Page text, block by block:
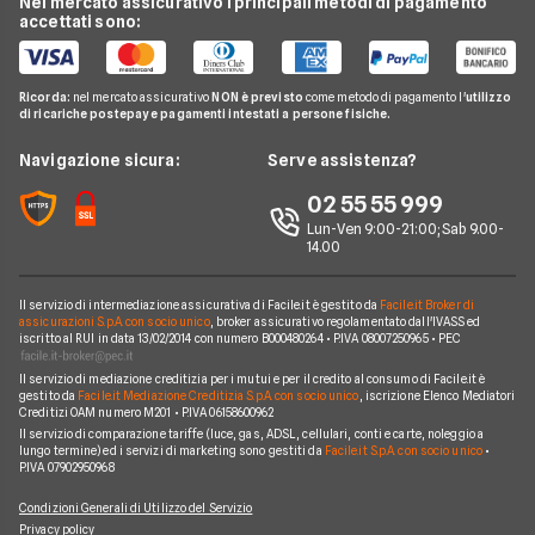
Telefonia Mobile
Pay TV
Noleggio Lungo Termine
News
Chi siamo
Perché scegliere Facile.it
Mappa del sito
Offerta Internet Mobile
Offerte Telefonia Mobile Partita Iva
Passa a Postemobile
Passa a Ho
Offerte SIM solo dati
Offerte Wind
Offerte Fastweb Mobile
Offerte PosteMobile
Offerte Iliad
Offerte Ho Mobile
Offerte Very Mobile
Offerte Coop Voce
Compagnie Telefoniche
Guida Telefonia
Domande Telefonia
Glossario Telefonia
Notizie Telefonia
Argomenti in evidenza Telefonia
Cambiare operatore telefonico
accettati sono:
Ricorda: nel mercato assicurativo NON è previsto come metodo di pagamento l'utilizzo
di ricariche postepay e pagamenti intestati a persone fisiche.
Navigazione sicura: Serve assistenza?
02 55 55 999
Lun-Ven 9:00-21:00; Sab 9.00-
14.00
Il servizio di intermediazione assicurativa di Facile.it è gestito da Facile.it Broker di
assicurazioni S.p.A. con socio unico, broker assicurativo regolamentato dall'IVASS ed
iscritto al RUI in data 13/02/2014 con numero B000480264 • P.IVA 08007250965 • PEC
Il servizio di mediazione creditizia per i mutui e per il credito al consumo di Facile.it è
gestito da Facile.it Mediazione Creditizia S.p.A. con socio unico , iscrizione Elenco Mediatori
Creditizi OAM numero M201 • P.IVA 06158600962
Il servizio di comparazione tariffe (luce, gas, ADSL, cellulari, conti e carte, noleggio a
lungo termine) ed i servizi di marketing sono gestiti da Facile.it S.p.A. con socio unico•
P.IVA 07902950968
Condizioni Generali di Utilizzo del Servizio
Privacy policy